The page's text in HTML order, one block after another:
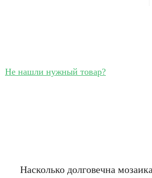
Не нашли нужный товар?
Насколько долговечна